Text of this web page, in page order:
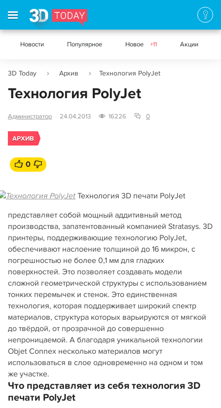
Новости Популярное Новое +11 Акции
3D Today Архив Технология PolyJet
Технология PolyJet
Администратор 24.04.2013 16226 0
АРХИВ
0
Технология 3D печати PolyJet
представляет собой мощный аддитивный метод
производства, запатентованный компанией Stratasys. 3D
принтеры, поддерживающие технологию PolyJet,
обеспечивают наслоение толщиной до 16 микрон, с
погрешностью не более 0,1 мм для гладких
поверхностей. Это позволяет создавать модели
сложной геометрической структуры с использованием
тонких перемычек и стенок. Это единственная
технология, которая поддерживает широкий спектр
материалов, структура которых варьируются от мягкой
до твёрдой, от прозрачной до совершенно
непроницаемой. А благодаря уникальной технологии
Objet Connex несколько материалов могут
использоваться в слое одновременно на одном и том
же участке.
Что представляет из себя технология 3D
печати PolyJet